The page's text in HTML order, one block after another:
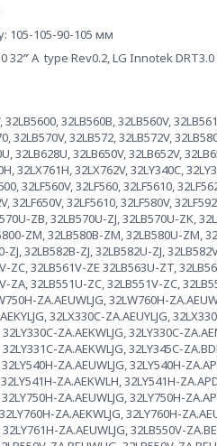
105-105-90-105 мм
32″A type Rev0.2, LG Innotek DRT3.0
32LB560B, 32LB560V,
32LB570V, 32LB572, 32LB572V,
32LB628U, 32LB650V, 32LB652V,
32LX761H, 32LX762V, 32LY340C,
32LF560V, 32LF560, 32LF5610,
32LF650V, 32LF5610, 32LF580V,
ZB, 32LB570U-ZJ, 32LB570U-ZK,
ZM, 32LB580B-ZM, 32LB580U-ZM,
32LB582B-ZJ, 32LB582U-ZJ,
ZC, 32LB561V-ZE 32LB563U-ZT,
ZA, 32LB551U-ZC, 32LB551V-ZC,
ZA.AEUWLJG, 32LW760H-
32LX330C-ZA.AEUYLJG,
ZA.AEKWLJG, 32LY330C-
ZA.AEKWLJG, 32LY345C-
ZA.AEUWLJG, 32LY540H-
ZA.AEKWLH, 32LY541H-
ZA.AEUWLJG, 32LY750H-
ZA.AEKWLJG, 32LY760H-
ZA.AEUWLJG, 32LB550V-